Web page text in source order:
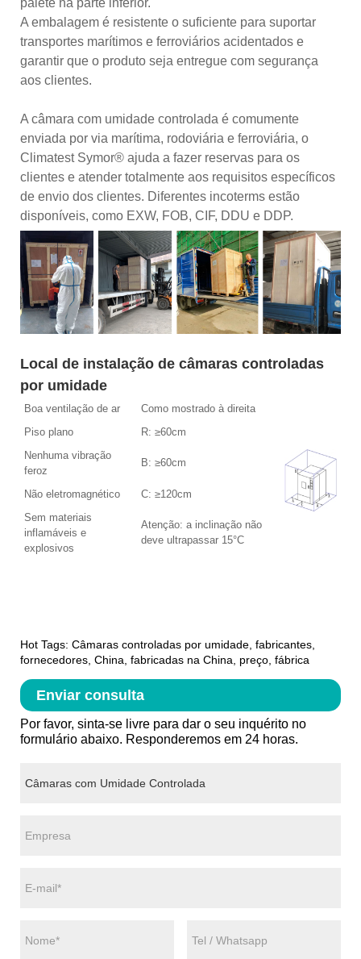
palete na parte inferior.
A embalagem é resistente o suficiente para suportar
transportes marítimos e ferroviários acidentados e
garantir que o produto seja entregue com segurança
aos clientes.
A câmara com umidade controlada é comumente
enviada por via marítima, rodoviária e ferroviária, o
Climatest Symor® ajuda a fazer reservas para os
clientes e atender totalmente aos requisitos específicos
de envio dos clientes. Diferentes incoterms estão
disponíveis, como EXW, FOB, CIF, DDU e DDP.
Local de instalação de câmaras controladas
por umidade
Boa ventilação de ar
Como mostrado à direita
Piso plano
R: ≥60cm
Nenhuma vibração
feroz
B: ≥60cm
Não eletromagnético
C: ≥120cm
Sem materiais
inflamáveis ​​e
explosivos
Atenção: a inclinação não
deve ultrapassar 15°C
Hot Tags: Câmaras controladas por umidade, fabricantes,
fornecedores, China, fabricadas na China, preço, fábrica
Enviar consulta
Por favor, sinta-se livre para dar o seu inquérito no
formulário abaixo. Responderemos em 24 horas.